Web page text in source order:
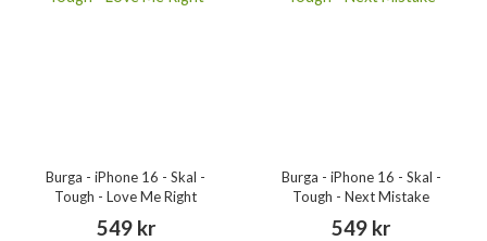
Burga - iPhone 16 - Skal -
Tough - Love Me Right
549 kr
Burga - iPhone 16 - Skal -
Tough - Next Mistake
549 kr